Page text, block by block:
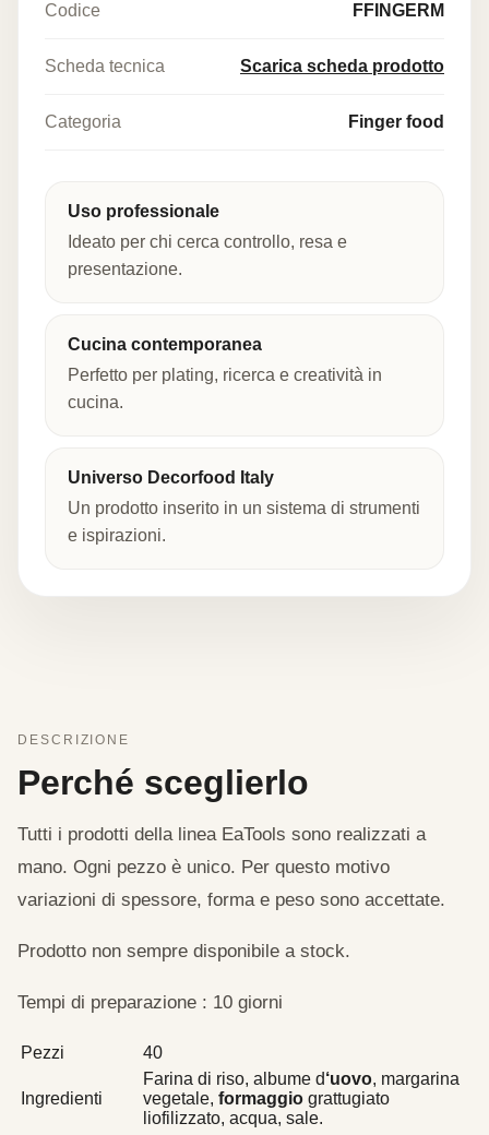
Codice FFINGERM
Scheda tecnica Scarica scheda prodotto
Categoria Finger food
Uso professionale
Ideato per chi cerca controllo, resa e
presentazione.
Cucina contemporanea
Perfetto per plating, ricerca e creatività in
cucina.
Universo Decorfood Italy
Un prodotto inserito in un sistema di strumenti
e ispirazioni.
DESCRIZIONE
Perché sceglierlo
Tutti i prodotti della linea EaTools sono realizzati a
mano. Ogni pezzo è unico. Per questo motivo
variazioni di spessore, forma e peso sono accettate.
Prodotto non sempre disponibile a stock.
Tempi di preparazione : 10 giorni
Pezzi 40
Ingredienti
Farina di riso, albume d‘uovo, margarina
vegetale, formaggio grattugiato
liofilizzato, acqua, sale.